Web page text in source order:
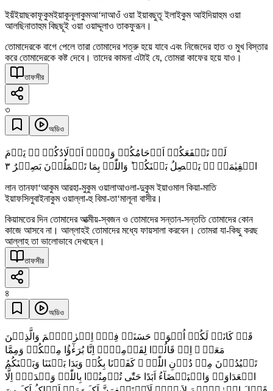
ইয়ঁইয়াছকাফূকুমইয়াকূনূলাকুমআ‘দাআওঁ ওয়া ইয়াবছুতূ ইলাইকুম আইদিয়াহুম ওয়া
আলছিনাতাহুম বিছছূই ওয়া ওয়াদ্দূলাও তাকফুরূন।
তোমাদেরকে বাগে পেলে তারা তোমাদের শত্রু হয়ে যাবে এবং নিজেদের হাত ও মুখ বিস্তার
করে তোমাদেরকে কষ্ট দেবে। তাদের কামনা এটাই যে, তোমরা কাফের হয়ে যাও।
তাফসীর
৩
অডিও
لَنۡ تَنۡفَعَکُمۡ اَرۡحَامُکُمۡ وَلَاۤ اَوۡلَادُکُمۡ ۚۛ یَوۡمَ
الۡقِیٰمَۃِ ۚۛ یَفۡصِلُ بَیۡنَکُمۡ ؕ وَاللّٰہُ بِمَا تَعۡمَلُوۡنَ بَصِیۡرٌ ٣
লান তানফা‘আকুম আরহা-মুকুম ওয়ালাআওলা-দুকুম ইয়াওমাল কিয়া-মাতি
ইয়াফসিলুবাইনাকুম ওয়াল্লা-হু বিমা-তা‘মালূনা বাসীর।
কিয়ামতের দিন তোমাদের আত্মীয়-স্বজন ও তোমাদের সন্তান-সন্ততি তোমাদের কোন
কাজে আসবে না। আল্লাহই তোমাদের মধ্যে ফায়সালা করবেন। তোমরা যা-কিছু করছ
আল্লাহ তা ভালোভাবে দেখছেন।
তাফসীর
৪
অডিও
قَدۡ کَانَتۡ لَکُمۡ اُسۡوَۃٌ حَسَنَۃٌ فِیۡۤ اِبۡرٰہِیۡمَ وَالَّذِیۡنَ
مَعَہٗ ۚ اِذۡ قَالُوۡا لِقَوۡمِہِمۡ اِنَّا بُرَءٰٓؤُا مِنۡکُمۡ وَمِمَّا
تَعۡبُدُوۡنَ مِنۡ دُوۡنِ اللّٰہِ ۫ کَفَرۡنَا بِکُمۡ وَبَدَا بَیۡنَنَا وَبَیۡنَکُمُ
الۡعَدَاوَۃُ وَالۡبَغۡضَآءُ اَبَدًا حَتّٰی تُؤۡمِنُوۡا بِاللّٰہِ وَحۡدَہٗۤ اِلَّا